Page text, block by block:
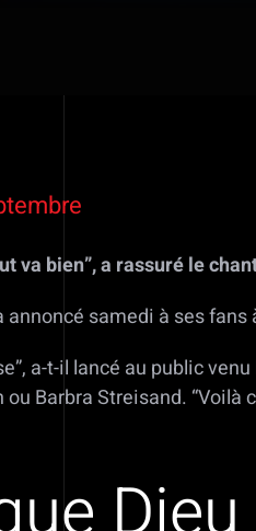
va bien”, a rassuré le
annoncé samedi à ses
a-t-il lancé au public
Barbra Streisand.